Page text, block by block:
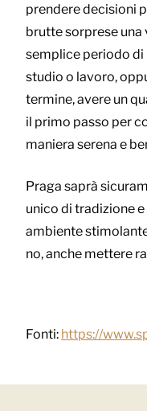
prendere decisioni
brutte sorprese una
semplice periodo di
studio o lavoro,
termine, avere un
il primo passo per
maniera serena e
Praga saprà
unico di tradizione
ambiente
no, anche mettere
Fonti: https://